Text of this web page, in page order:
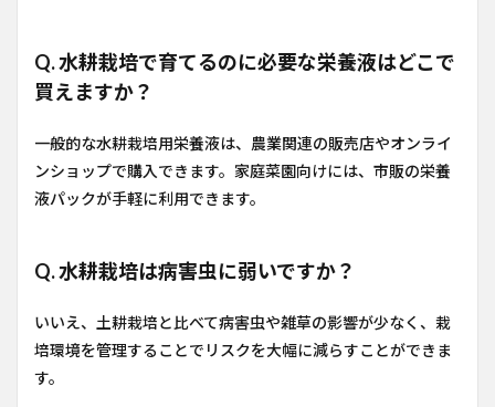
Q. 水耕栽培で育てるのに必要な栄養液はどこで
買えますか？
一般的な水耕栽培用栄養液は、農業関連の販売店やオンライ
ンショップで購入できます。家庭菜園向けには、市販の栄養
液パックが手軽に利用できます。
Q. 水耕栽培は病害虫に弱いですか？
いいえ、土耕栽培と比べて病害虫や雑草の影響が少なく、栽
培環境を管理することでリスクを大幅に減らすことができま
す。